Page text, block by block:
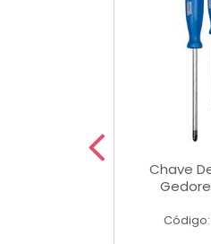
Chave
Código: